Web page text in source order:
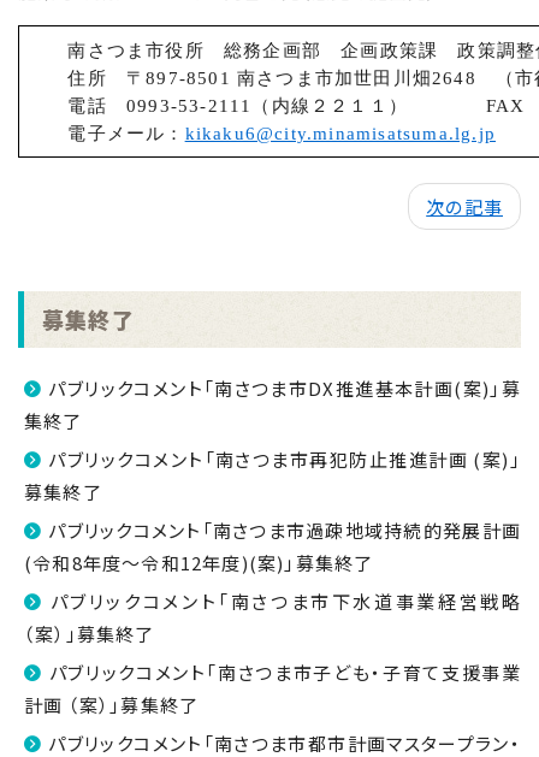
南さつま市役所 総務企画部 企画政策課 政策調整
住所 〒897-8501 南さつま市加世田川畑2648 （市
電話 0993-53-2111（内線２２１１） FAX
電子メール： kikaku6@city.minamisatsuma.lg.jp
次の記事
募集終了
パブリックコメント「南さつま市DX推進基本計画(案)」募
集終了
パブリックコメント「南さつま市再犯防止推進計画 (案)」
募集終了
パブリックコメント「南さつま市過疎地域持続的発展計画
(令和8年度～令和12年度)(案)」募集終了
パブリックコメント「南さつま市下水道事業経営戦略
（案）」募集終了
パブリックコメント「南さつま市子ども・子育て支援事業
計画 （案）」募集終了
パブリックコメント「南さつま市都市計画マスタープラン・